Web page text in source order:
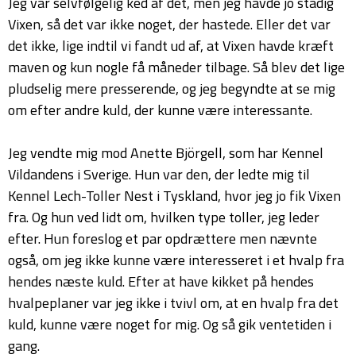
Vixen, så det var ikke noget, der hastede. Eller det var
det ikke, lige indtil vi fandt ud af, at Vixen havde kræft
maven og kun nogle få måneder tilbage. Så blev det lige
pludselig mere presserende, og jeg begyndte at se mig
om efter andre kuld, der kunne være interessante.
Jeg vendte mig mod Anette Björgell, som har Kennel
Vildandens i Sverige. Hun var den, der ledte mig til
Kennel Lech-Toller Nest i Tyskland, hvor jeg jo fik Vixen
fra. Og hun ved lidt om, hvilken type toller, jeg leder
efter. Hun foreslog et par opdrættere men nævnte
også, om jeg ikke kunne være interesseret i et hvalp fra
hendes næste kuld. Efter at have kikket på hendes
hvalpeplaner var jeg ikke i tvivl om, at en hvalp fra det
kuld, kunne være noget for mig. Og så gik ventetiden i
gang.